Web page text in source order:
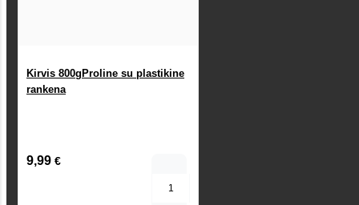
Kirvis 800gProline su plastikine
rankena
9,99 €